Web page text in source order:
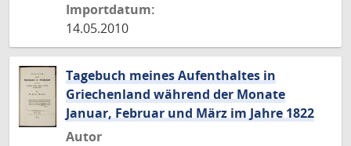
Importdatum:
14.05.2010
Tagebuch meines Aufenthaltes in
Griechenland während der Monate
Januar, Februar und März im Jahre 1822
Autor